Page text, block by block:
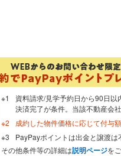
資料請求/見学予約日から90日
決済完了が条件。当該不動産会
成約した物件価格に応じて付与
PayPayポイントは出金と譲渡は
その他条件等の詳細は説明ページを